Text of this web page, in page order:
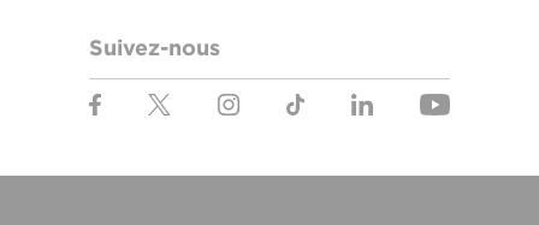
Suivez-nous